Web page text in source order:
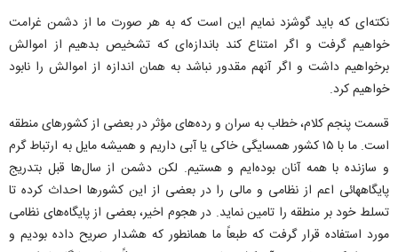
نکته‌ای که باید گوشزد نمایم این است که به هر صورت ما از دشمن غرامت
خواهیم گرفت و اگر امتناع کند باندازه‌ای که تشخیص بدهیم از اموالش
برخواهیم داشت و اگر آنهم مقدور نباشد به همان اندازه از اموالش را نابود
خواهیم کرد.
قسمت پنجم کلام، خطاب به سران و رده‌های مؤثر در بعضی از کشور‌های منطقه
است. ما با ۱۵ کشور همسایگی خاکی یا آبی داریم و همیشه مایل به ارتباط گرم
و سازنده با همه آنان بوده‌ایم و هستیم. لکن دشمن از سال‌ها قبل بتدریج
پایگاههائی اعم از نظامی و مالی را در بعضی از این کشور‌ها احداث کرده تا
تسلط خود بر منطقه را تامین نماید. در هجوم اخیر، بعضی از پایگاه‌های نظامی
مورد استفاده قرار گرفت که طبعاً ما همانطور که هشدار صریح داده بودیم و